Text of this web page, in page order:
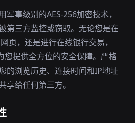
事级别的AES-256加密技术，
第三方监控或窃取。无论您是在
页，还是进行在线银行交易，
您提供全方位的安全保障。严格
的浏览历史、连接时间和IP地址
享给任何第三方。